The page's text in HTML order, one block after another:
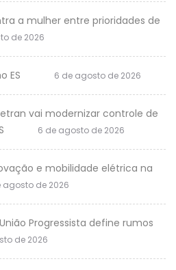
a mulher entre prioridades de
de 2026
ES 6 de agosto de 2026
vai modernizar controle de
6 de agosto de 2026
e mobilidade elétrica na
agosto de 2026
Progressista define rumos
de 2026